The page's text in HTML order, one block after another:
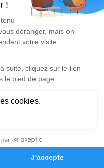
Hommages
mémoire d’Anne Marie
hommage est